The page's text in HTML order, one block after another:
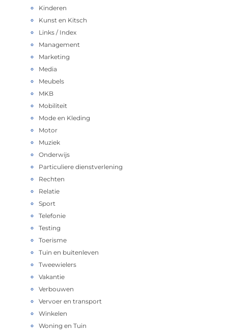
Kinderen
Kunst en Kitsch
Links / Index
Management
Marketing
Media
Meubels
MKB
Mobiliteit
Mode en Kleding
Motor
Muziek
Onderwijs
Particuliere dienstverlening
Rechten
Relatie
Sport
Telefonie
Testing
Toerisme
Tuin en buitenleven
Tweewielers
Vakantie
Verbouwen
Vervoer en transport
Winkelen
Woning en Tuin